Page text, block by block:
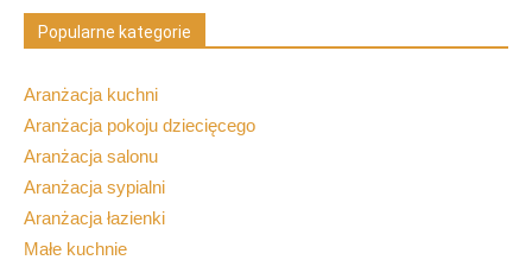
Popularne kategorie
Aranżacja kuchni
Aranżacja pokoju dziecięcego
Aranżacja salonu
Aranżacja sypialni
Aranżacja łazienki
Małe kuchnie